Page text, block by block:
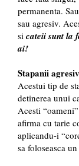
permanenta.
sau agresiv.
si cateii sunt la
ai!
Stapanii
Acestui tip de
detinerea unui
Acesti
afirma cu tarie
aplicandu-i
sa foloseasca